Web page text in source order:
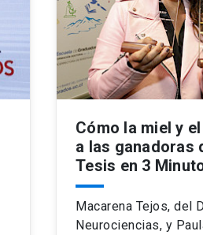
Cómo la miel y
a las ganadoras
Tesis en 3
Macarena Tejos, del
Neurociencias, y